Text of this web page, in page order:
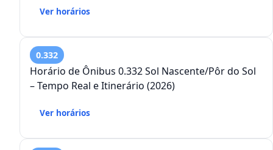
Ver horários
0.332
Horário de Ônibus 0.332 Sol Nascente/Pôr do Sol
– Tempo Real e Itinerário (2026)
Ver horários